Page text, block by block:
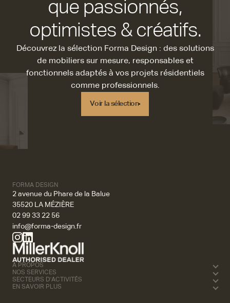
que passionnés,
optimistes & créatifs.
Découvrez la sélection Forma Design : des solutions
de mobiliers sur mesure, responsables et
fonctionnels adaptés à vos projets résidentiels
comme professionnels.
Voir la sélection
Voir la sélection
FORMA DESIGN
2 avenue du Phare de la Balue
35520 LA MÉZIÈRE
02 99 33 22 56
info@forma-design.fr
À PROPOS
NOS SERVICES
SECTEURS D'ACTIVITÉS
EN SAVOIR PLUS